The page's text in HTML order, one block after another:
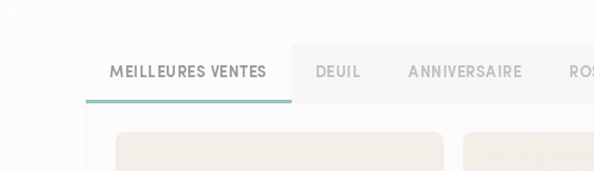
MEILLEURES VENTES DEUIL ANNIVERSAIRE